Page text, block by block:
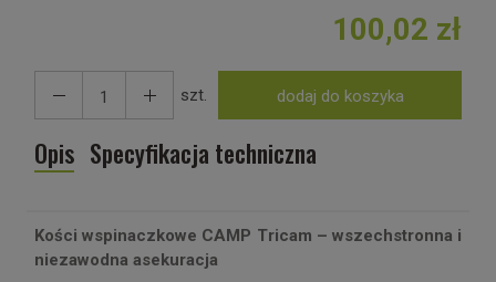
100,02 zł
szt. dodaj do koszyka
Opis Specyfikacja techniczna
Kości wspinaczkowe CAMP Tricam – wszechstronna i
niezawodna asekuracja